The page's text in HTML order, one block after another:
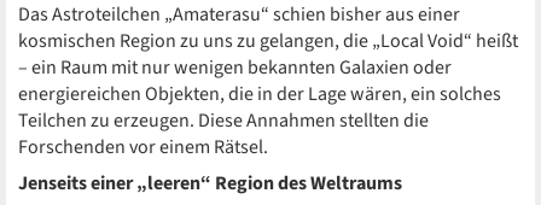
Das Astroteilchen „Amaterasu“ schien bisher aus einer
kosmischen Region zu uns zu gelangen, die „Local Void“ heißt
– ein Raum mit nur wenigen bekannten Galaxien oder
energiereichen Objekten, die in der Lage wären, ein solches
Teilchen zu erzeugen. Diese Annahmen stellten die
Forschenden vor einem Rätsel.
Jenseits einer „leeren“ Region des Weltraums